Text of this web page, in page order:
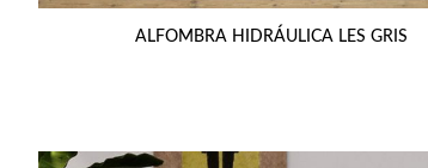
ALFOMBRA HIDRÁULICA LES GRIS